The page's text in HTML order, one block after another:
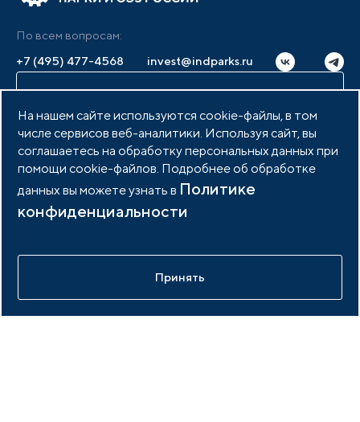
По всем вопросам:
+7 (495) 477-4568
invest@indparks.ru
Написать нам
Индустриальные парки
Парки по регионам
Услуги и сервисы
Публикации СМИ и статьи
Мероприятия
На нашем сайте используются cookie-файлы, в том
числе сервисов веб-аналитики. Используя сайт, вы
соглашаетесь на обработку персональных данных при
помощи cookie-файлов. Подробнее об обработке
данных вы можете узнать в Политике
конфиденциальности
Принять